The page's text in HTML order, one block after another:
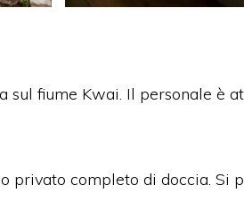
sul fiume Kwai. Il personale è
privato completo di doccia. Si